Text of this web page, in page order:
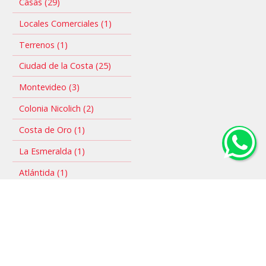
Locales Comerciales (1)
Terrenos (1)
Ciudad de la Costa (25)
Montevideo (3)
Colonia Nicolich (2)
Costa de Oro (1)
La Esmeralda (1)
Atlántida (1)